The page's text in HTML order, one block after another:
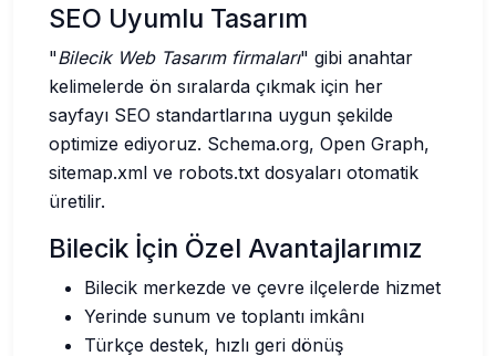
SEO Uyumlu Tasarım
"Bilecik Web Tasarım firmaları" gibi anahtar
kelimelerde ön sıralarda çıkmak için her
sayfayı SEO standartlarına uygun şekilde
optimize ediyoruz. Schema.org, Open Graph,
sitemap.xml ve robots.txt dosyaları otomatik
üretilir.
Bilecik İçin Özel Avantajlarımız
Bilecik merkezde ve çevre ilçelerde hizmet
Yerinde sunum ve toplantı imkânı
Türkçe destek, hızlı geri dönüş